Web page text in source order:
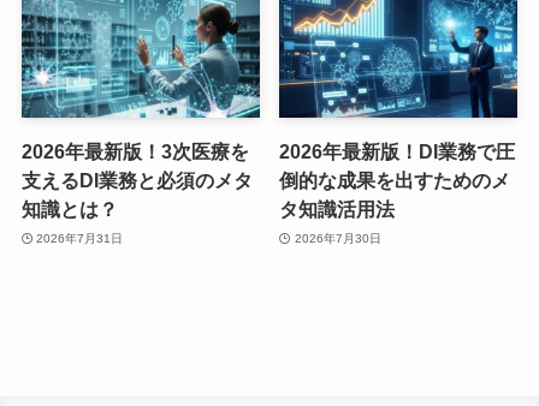
2026年最新版！3次医療を
支えるDI業務と必須のメタ
知識とは？
2026年7月31日
2026年最新版！DI業務で圧
倒的な成果を出すためのメ
タ知識活用法
2026年7月30日